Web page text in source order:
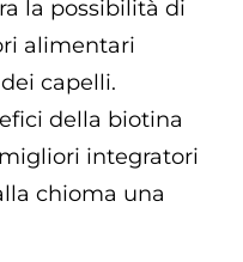
la possibilità di
alimentari
capelli.
della biotina
integratori
chioma una